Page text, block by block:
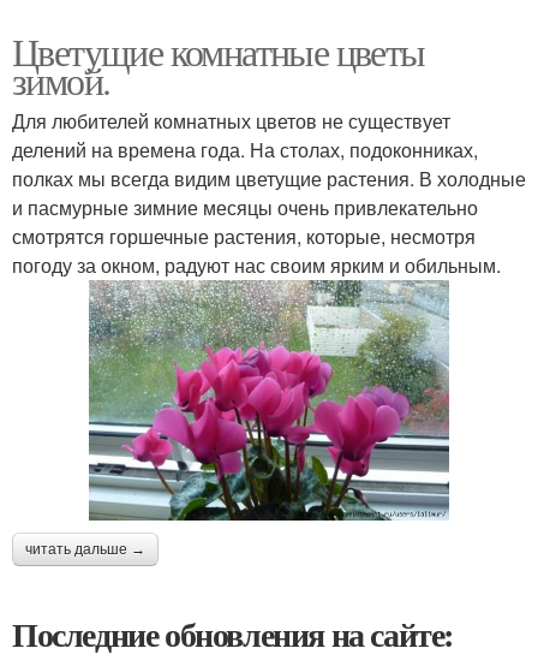
Цветущие комнатные цветы
зимой.
Для любителей комнатных цветов не существует
делений на времена года. На столах, подоконниках,
полках мы всегда видим цветущие растения. В холодные
и пасмурные зимние месяцы очень привлекательно
смотрятся горшечные растения, которые, несмотря
погоду за окном, радуют нас своим ярким и обильным.
читать дальше →
Последние обновления на сайте: